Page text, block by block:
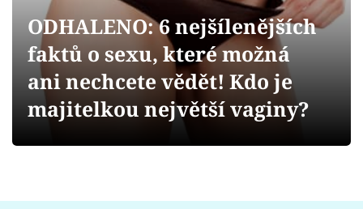
Videa
Sledujte prima+
ODHALENO: 6 nejšílenějších
faktů o sexu, které možná
ani nechcete vědět! Kdo je
majitelkou největší vaginy?